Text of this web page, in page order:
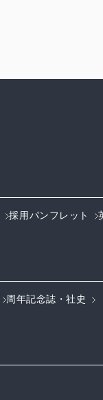
採用パンフレット
周年記念誌・社史